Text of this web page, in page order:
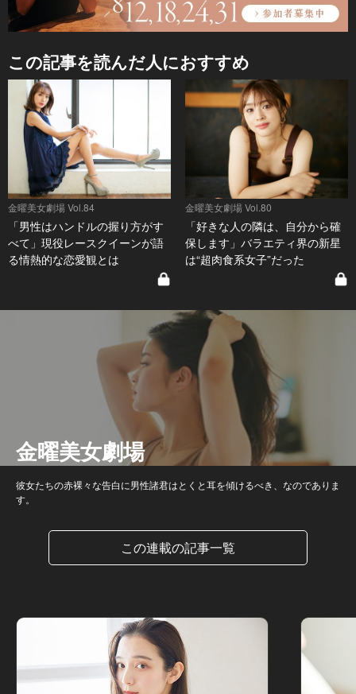
この記事を読んだ人におすすめ
金曜美女劇場 Vol.84
「男性はハンドルの握り方がす
べて」現役レースクイーンが語
る情熱的な恋愛観とは
金曜美女劇場 Vol.80
「好きな人の隣は、自分から確
保します」バラエティ界の新星
は“超肉食系女子”だった
金曜美女劇場
彼女たちの赤裸々な告白に男性諸君はとくと耳を傾けるべき、なのでありま
す。
この連載の記事一覧